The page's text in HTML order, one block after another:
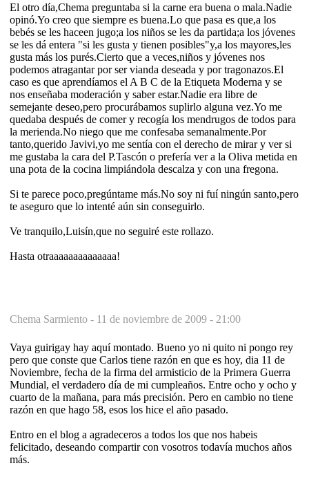
El otro día,Chema preguntaba si la carne era buena o mala.Nadie
opinó.Yo creo que siempre es buena.Lo que pasa es que,a los
bebés se les haceen jugo;a los niños se les da partida;a los jóvenes
se les dá entera "si les gusta y tienen posibles"y,a los mayores,les
gusta más los purés.Cierto que a veces,niños y jóvenes nos
podemos atragantar por ser vianda deseada y por tragonazos.El
caso es que aprendíamos el A B C de la Etiqueta Moderna y se
nos enseñaba moderación y saber estar.Nadie era libre de
semejante deseo,pero procurábamos suplirlo alguna vez.Yo me
quedaba después de comer y recogía los mendrugos de todos para
la merienda.No niego que me confesaba semanalmente.Por
tanto,querido Javivi,yo me sentía con el derecho de mirar y ver si
me gustaba la cara del P.Tascón o prefería ver a la Oliva metida en
una pota de la cocina limpiándola descalza y con una fregona.
Si te parece poco,pregúntame más.No soy ni fuí ningún santo,pero
te aseguro que lo intenté aún sin conseguirlo.
Ve tranquilo,Luisín,que no seguiré este rollazo.
Hasta otraaaaaaaaaaaaaa!
Chema Sarmiento - 11 de noviembre de 2009 - 21:00
Vaya guirigay hay aquí montado. Bueno yo ni quito ni pongo rey
pero que conste que Carlos tiene razón en que es hoy, dia 11 de
Noviembre, fecha de la firma del armisticio de la Primera Guerra
Mundial, el verdadero día de mi cumpleaños. Entre ocho y ocho y
cuarto de la mañana, para más precisión. Pero en cambio no tiene
razón en que hago 58, esos los hice el año pasado.
Entro en el blog a agradeceros a todos los que nos habeis
felicitado, deseando compartir con vosotros todavía muchos años
más.